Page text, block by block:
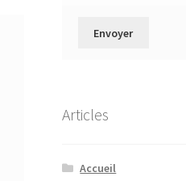
Articles
Accueil